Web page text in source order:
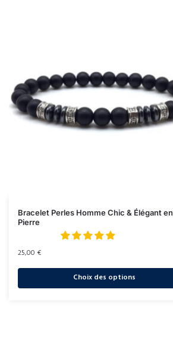
Bracelet Perles Homme Chic & Élégant en
Pierre
25,00 €
Choix des options